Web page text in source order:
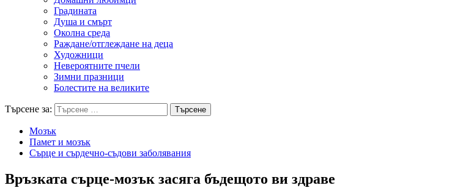
Градината
Душа и смърт
Околна среда
Раждане/отглеждане на деца
Художници
Невероятните пчели
Зимни празници
Болестите на великите
Търсене за:
Мозък
Памет и мозък
Сърце и сърдечно-съдови заболявания
Връзката сърце-мозък засяга бъдещото ви здраве